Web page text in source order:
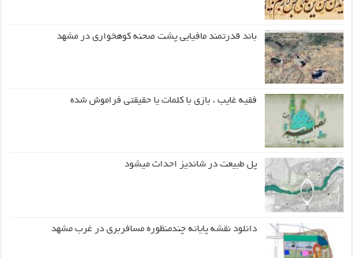
باند قدرتمند مافیایی پشت صحنه کوهخواری در مشهد
فقیه غایب ، بازی با کلمات یا حقیقتی فراموش شده
پل طبیعت در شاندیز احداث میشود
دانلود نقشه پایانه چندمنظوره مسافربری در غرب مشهد